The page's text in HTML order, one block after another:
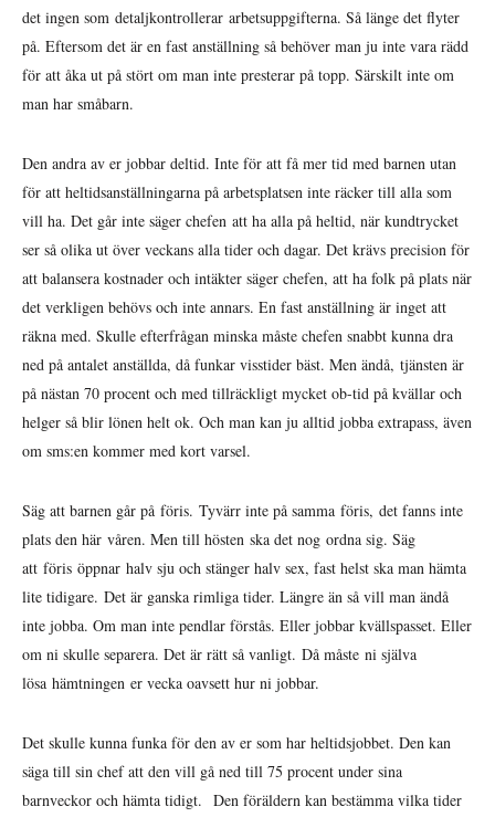
det ingen som detaljkontrollerar arbetsuppgifterna. Så länge det flyter
på. Eftersom det är en fast anställning så behöver man ju inte vara rädd
för att åka ut på stört om man inte presterar på topp. Särskilt inte om
man har småbarn.
Den andra av er jobbar deltid. Inte för att få mer tid med barnen utan
för att heltidsanställningarna på arbetsplatsen inte räcker till alla som
vill ha. Det går inte säger chefen att ha alla på heltid, när kundtrycket
ser så olika ut över veckans alla tider och dagar. Det krävs precision för
att balansera kostnader och intäkter säger chefen, att ha folk på plats när
det verkligen behövs och inte annars. En fast anställning är inget att
räkna med. Skulle efterfrågan minska måste chefen snabbt kunna dra
ned på antalet anställda, då funkar visstider bäst. Men ändå, tjänsten är
på nästan 70 procent och med tillräckligt mycket ob-tid på kvällar och
helger så blir lönen helt ok. Och man kan ju alltid jobba extrapass, även
om sms:en kommer med kort varsel.
Säg att barnen går på föris. Tyvärr inte på samma föris, det fanns inte
plats den här våren. Men till hösten ska det nog ordna sig. Säg
att föris öppnar halv sju och stänger halv sex, fast helst ska man hämta
lite tidigare. Det är ganska rimliga tider. Längre än så vill man ändå
inte jobba. Om man inte pendlar förstås. Eller jobbar kvällspasset. Eller
om ni skulle separera. Det är rätt så vanligt. Då måste ni själva
lösa hämtningen er vecka oavsett hur ni jobbar.
Det skulle kunna funka för den av er som har heltidsjobbet. Den kan
säga till sin chef att den vill gå ned till 75 procent under sina
barnveckor och hämta tidigt. Den föräldern kan bestämma vilka tider